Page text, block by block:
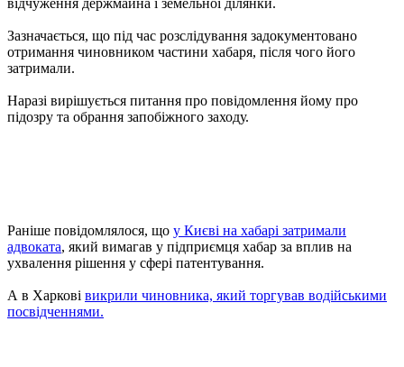
Зазначається, що під час розслідування задокументовано
отримання чиновником частини хабаря, після чого його
затримали.
Наразі вирішується питання про повідомлення йому про
підозру та обрання запобіжного заходу.
Раніше повідомлялося, що у Києві на хабарі затримали
адвоката, який вимагав у підприємця хабар за вплив на
ухвалення рішення у сфері патентування.
А в Харкові викрили чиновника, який торгував водійськими
посвідченнями.